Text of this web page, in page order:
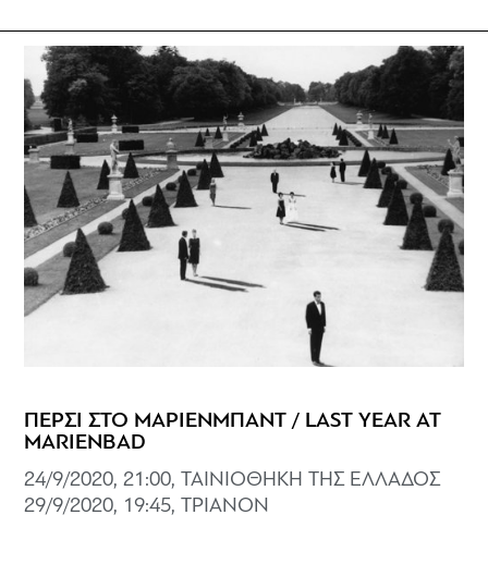
ΠΕΡΣΙ ΣΤΟ ΜΑΡΙΕΝΜΠΑΝΤ / LAST YEAR AT
MARIENBAD
24/9/2020, 21:00, ΤΑΙΝΙΟΘΗΚΗ ΤΗΣ ΕΛΛΑΔΟΣ
29/9/2020, 19:45, ΤΡΙΑΝΟΝ